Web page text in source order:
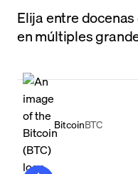
Elija entre
en múltiples
BitcoinBTC